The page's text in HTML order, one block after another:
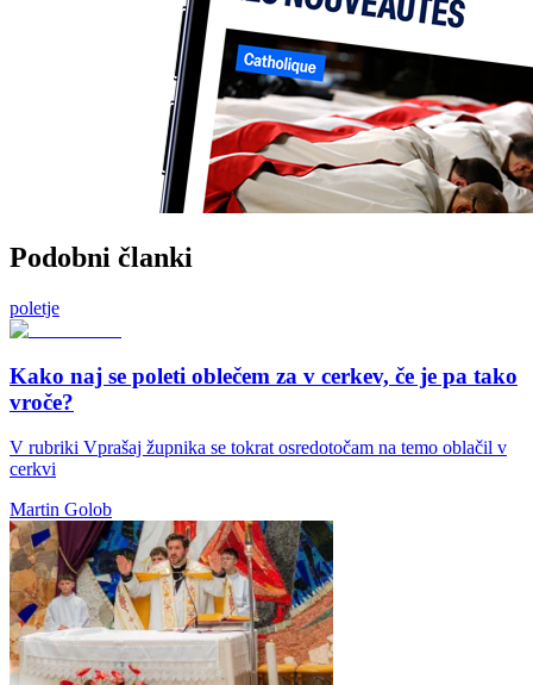
Podobni članki
poletje
Kako naj se poleti oblečem za v cerkev, če je pa tako
vroče?
V rubriki Vprašaj župnika se tokrat osredotočam na temo oblačil v
cerkvi
Martin Golob